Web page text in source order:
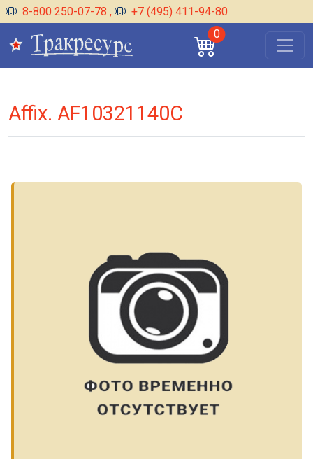
8-800 250-07-78 ,
+7 (495) 411-94-80
0
Affix. AF10321140C